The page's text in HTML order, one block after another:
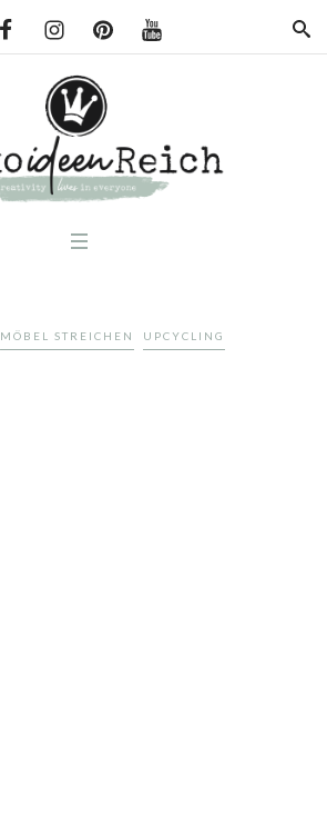
MÖBEL STREICHEN UPCYCLING